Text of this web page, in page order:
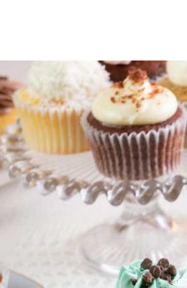
メイド・コーポレートギフト｜企業・
以上で冷凍配送無料（8月末まで）
円以上で冷凍配送無料（8月末ま
ティータイム｜キッズ向け｜誕生会(
4,000円以上で冷凍配送無料（8月末ま
｜名入れギフト｜カップケーキ・ケ